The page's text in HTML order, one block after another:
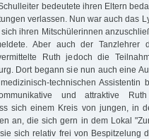
bedeutete ihren Eltern
verlassen. Nun war auch das
ihren Mitschülerinnen
Aber auch der Tanzlehrer
Ruth jedoch die
Dort begann sie nun auch eine
technischen Assistentin
und attraktive
sich einem Kreis von jungen, in
an, die sich gern in dem Lokal
sich relativ frei von Bespitzelung